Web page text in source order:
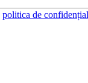
politica de